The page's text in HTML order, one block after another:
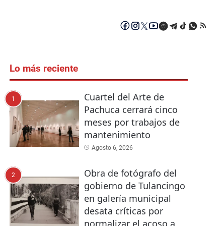
Lo más reciente
1
Cuartel del Arte de
Pachuca cerrará cinco
meses por trabajos de
mantenimiento
Agosto 6, 2026
2
Obra de fotógrafo del
gobierno de Tulancingo
en galería municipal
desata críticas por
normalizar el acoso a